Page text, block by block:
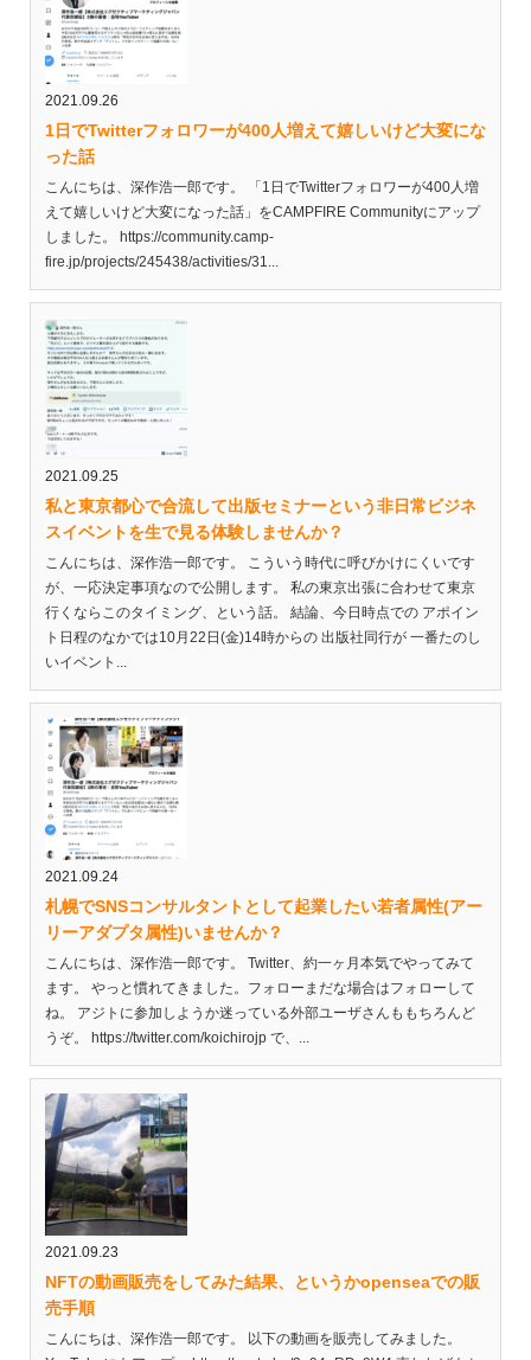
2021.09.26
1日でTwitterフォロワーが400人増えて嬉しいけど大変にな
った話
こんにちは、深作浩一郎です。 「1日でTwitterフォロワーが400人増
えて嬉しいけど大変になった話」をCAMPFIRE Communityにアップ
しました。 https://community.camp-
fire.jp/projects/245438/activities/31...
2021.09.25
私と東京都心で合流して出版セミナーという非日常ビジネ
スイベントを生で見る体験しませんか？
こんにちは、深作浩一郎です。 こういう時代に呼びかけにくいです
が、一応決定事項なので公開します。 私の東京出張に合わせて東京
行くならこのタイミング、という話。 結論、今日時点での アポイン
ト日程のなかでは10月22日(金)14時からの 出版社同行が 一番たのし
いイベント...
2021.09.24
札幌でSNSコンサルタントとして起業したい若者属性(アー
リーアダプタ属性)いませんか？
こんにちは、深作浩一郎です。 Twitter、約一ヶ月本気でやってみて
ます。 やっと慣れてきました。フォローまだな場合はフォローして
ね。 アジトに参加しようか迷っている外部ユーザさんももちろんど
うぞ。 https://twitter.com/koichirojp で、...
2021.09.23
NFTの動画販売をしてみた結果、というかopenseaでの販
売手順
こんにちは、深作浩一郎です。 以下の動画を販売してみました。